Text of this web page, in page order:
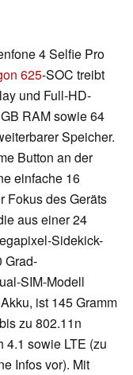
4 Selfie Pro
625-SOC treibt
und Full-HD-
RAM sowie 64
Speicher.
Button an der
einfache 16
Fokus des Geräts
aus einer 24
Sidekick-
Grad-
SIM-Modell
ist 145 Gramm
zu 802.11n
4.1 sowie LTE (zu
Infos vor). Mit